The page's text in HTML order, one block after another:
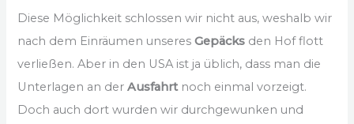
Diese Möglichkeit schlossen wir nicht aus, weshalb wir
nach dem Einräumen unseresGepäcks den Hof flott
verließen. Aber in den USA ist ja üblich, dass man die
Unterlagen an derAusfahrt noch einmal vorzeigt.
Doch auch dort wurden wir durchgewunken und